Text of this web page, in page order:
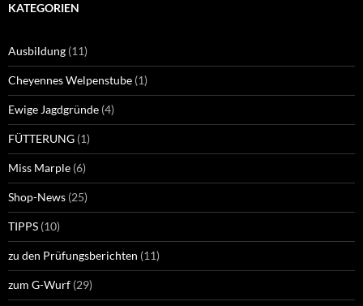
KATEGORIEN
Ausbildung (11)
Cheyennes Welpenstube (1)
Ewige Jagdgründe (4)
FÜTTERUNG (1)
Miss Marple (6)
Shop-News (25)
TIPPS (10)
zu den Prüfungsberichten (11)
zum G-Wurf (29)